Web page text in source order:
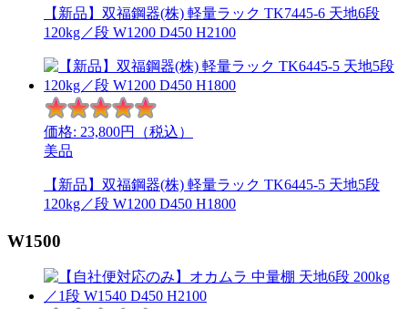
【新品】双福鋼器(株) 軽量ラック TK7445-6 天地6段
120kg／段 W1200 D450 H2100
価格: 23,800円（税込）
美品
【新品】双福鋼器(株) 軽量ラック TK6445-5 天地5段
120kg／段 W1200 D450 H1800
W1500